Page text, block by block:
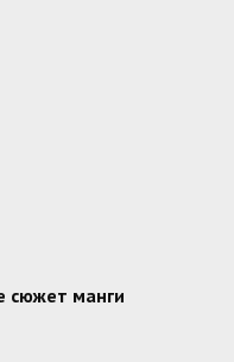
сюжет манги